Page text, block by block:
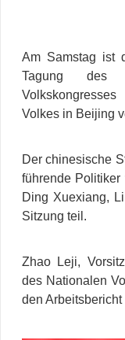
Am Samstag ist
Tagung des
Volkes in Beijing
Der chinesische
führende
Ding Xuexiang,
Sitzung teil.
Zhao Leji,
des Nationalen
den